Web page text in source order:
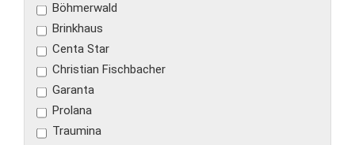
Böhmerwald
Brinkhaus
Centa Star
Christian Fischbacher
Garanta
Prolana
Traumina